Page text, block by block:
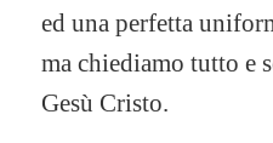
ed una perfetta
ma chiediamo tutto e
Gesù Cristo.